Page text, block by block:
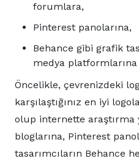
forumlara,
Pinterest panolarına,
Behance gibi grafik
medya
Öncelikle, çevrenizdeki
karşılaştığınız en iyi
olup internette araştırma
bloglarına, Pinterest
tasarımcıların Behance